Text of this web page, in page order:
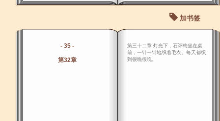
加书签
- 35 -
第32章
第三十二章 灯光下，石评梅坐在桌
前，一针一针地织着毛衣。每天都织
到很晚很晚。